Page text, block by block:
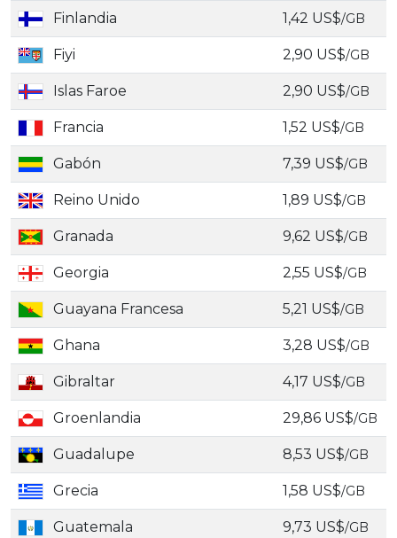
Finlandia 1,42 US$/GB
Fiyi 2,90 US$/GB
Islas Faroe 2,90 US$/GB
Francia 1,52 US$/GB
Gabón 7,39 US$/GB
Reino Unido 1,89 US$/GB
Granada 9,62 US$/GB
Georgia 2,55 US$/GB
Guayana Francesa 5,21 US$/GB
Ghana 3,28 US$/GB
Gibraltar 4,17 US$/GB
Groenlandia 29,86 US$/GB
Guadalupe 8,53 US$/GB
Grecia 1,58 US$/GB
Guatemala 9,73 US$/GB